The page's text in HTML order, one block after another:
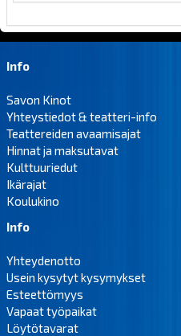
Info
Savon Kinot
Yhteystiedot & teatteri-info
Teattereiden avaamisajat
Hinnat ja maksutavat
Kulttuuriedut
Ikärajat
Koulukino
Info
Yhteydenotto
Usein kysytyt kysymykset
Esteettömyys
Vapaat työpaikat
Löytötavarat